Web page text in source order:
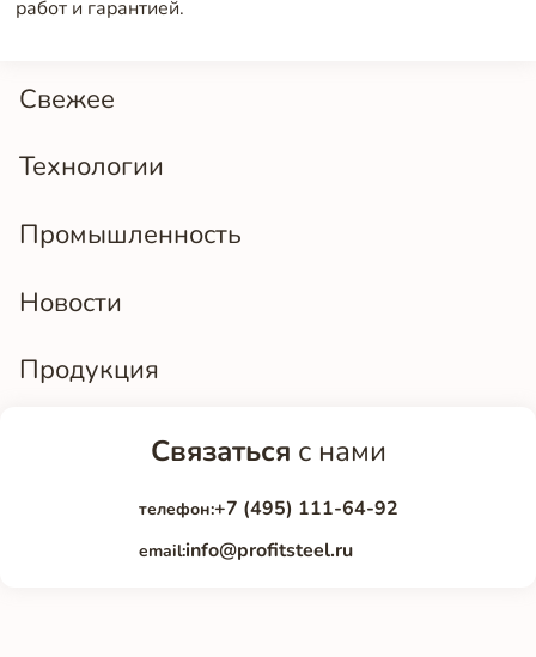
Свежее
Технологии
Промышленность
Новости
Продукция
работ и гарантией.
Связаться с нами
телефон:+7 (495) 111-64-92
email:info@profitsteel.ru